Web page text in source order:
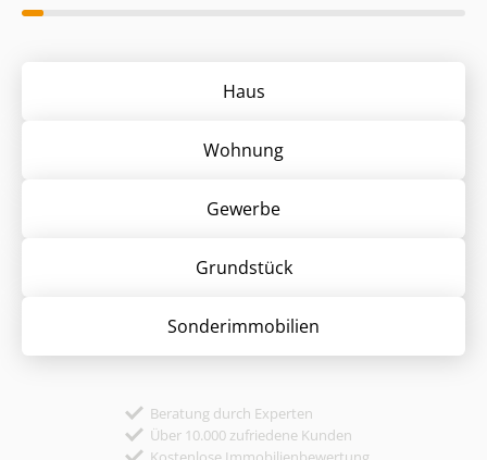
Haus
Wohnung
Gewerbe
Grund­stück
Sonder­immobilien
Beratung durch Experten
Über 10.000 zufriedene Kunden